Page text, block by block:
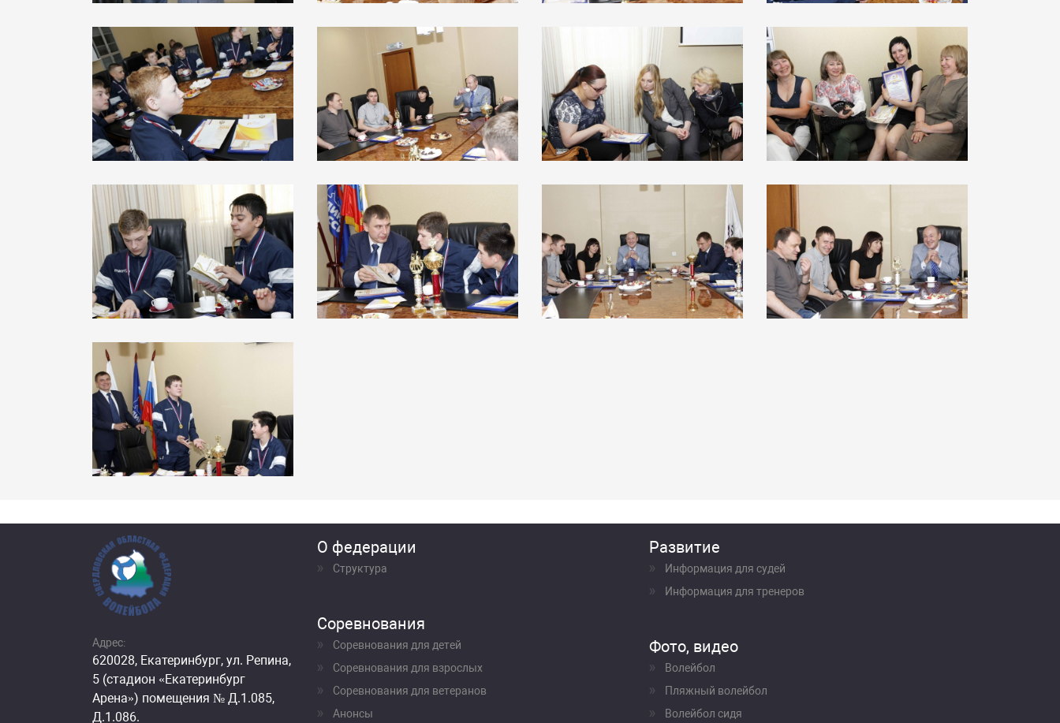
Адрес:
620028, Екатеринбург, ул. Репина,
5 (стадион «Екатеринбург
Арена») помещения № Д.1.085,
Д.1.086.
О федерации
Структура
Соревнования
Соревнования для детей
Соревнования для взрослых
Соревнования для ветеранов
Анонсы
Развитие
Информация для судей
Информация для тренеров
Фото, видео
Волейбол
Пляжный волейбол
Волейбол сидя